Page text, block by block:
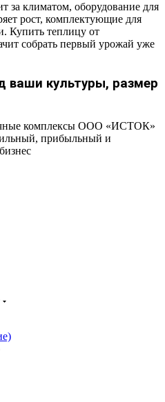
за климатом, оборудование для
рост, комплектующие для
Купить теплицу от
собрать первый урожай уже
ваши культуры, размер
комплексы ООО «ИСТОК»
прибыльный и